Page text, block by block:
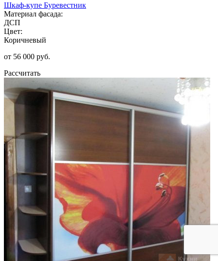
Шкаф-купе Буревестник
Материал фасада:
ДСП
Цвет:
Коричневый
от 56 000 руб.
Рассчитать